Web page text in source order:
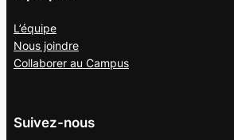
L’équipe
Nous joindre
Collaborer au Campus
Suivez-nous